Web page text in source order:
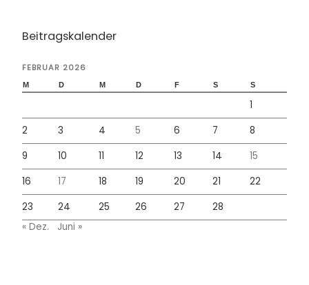
Beitragskalender
FEBRUAR 2026
M D M D F S S
1
2
3 4 5 6 7
8
9
10 11 12 13 14
15
16
17 18 19 20 21
22
23
24 25 26 27
28
« Dez.
Juni »